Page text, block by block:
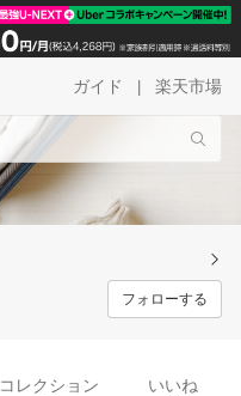
ガイド 楽天市場
フォローする
コレクション いいね